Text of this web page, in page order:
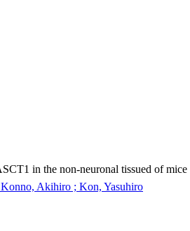
in the non-neuronal tissued of mice
Akihiro ; Kon, Yasuhiro